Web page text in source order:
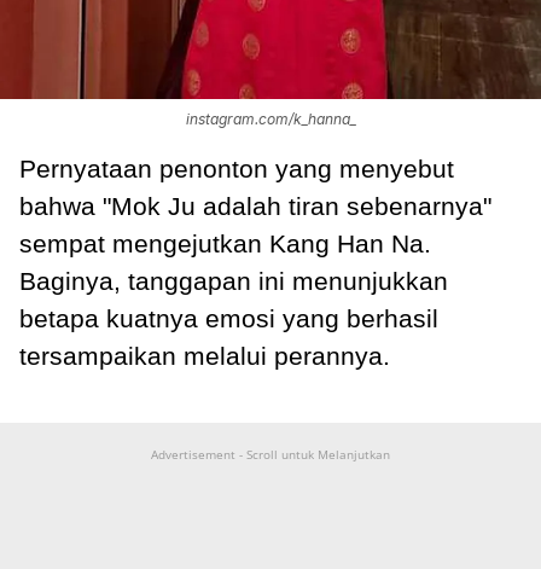
instagram.com/k_hanna_
Pernyataan penonton yang menyebut
bahwa "Mok Ju adalah tiran sebenarnya"
sempat mengejutkan Kang Han Na.
Baginya, tanggapan ini menunjukkan
betapa kuatnya emosi yang berhasil
tersampaikan melalui perannya.
Advertisement - Scroll untuk Melanjutkan